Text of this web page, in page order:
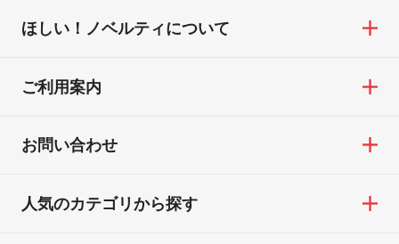
ほしい！ノベルティについて
ご利用案内
お問い合わせ
人気のカテゴリから探す